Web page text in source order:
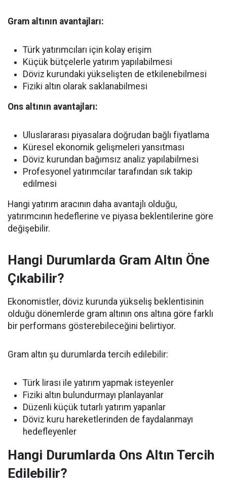
Gram altının avantajları:
Türk yatırımcıları için kolay erişim
Küçük bütçelerle yatırım yapılabilmesi
Döviz kurundaki yükselişten de etkilenebilmesi
Fiziki altın olarak saklanabilmesi
Ons altının avantajları:
Uluslararası piyasalara doğrudan bağlı fiyatlama
Küresel ekonomik gelişmeleri yansıtması
Döviz kurundan bağımsız analiz yapılabilmesi
Profesyonel yatırımcılar tarafından sık takip
edilmesi
Hangi yatırım aracının daha avantajlı olduğu,
yatırımcının hedeflerine ve piyasa beklentilerine göre
değişebilir.
Hangi Durumlarda Gram Altın Öne
Çıkabilir?
Ekonomistler, döviz kurunda yükseliş beklentisinin
olduğu dönemlerde gram altının ons altına göre farklı
bir performans gösterebileceğini belirtiyor.
Gram altın şu durumlarda tercih edilebilir:
Türk lirası ile yatırım yapmak isteyenler
Fiziki altın bulundurmayı planlayanlar
Düzenli küçük tutarlı yatırım yapanlar
Döviz kuru hareketlerinden de faydalanmayı
hedefleyenler
Hangi Durumlarda Ons Altın Tercih
Edilebilir?